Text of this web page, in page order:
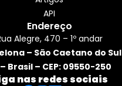
API
Endereço
Alegre, 470 – 1º andar
– São Caetano do Sul
– Brasil – CEP: 09550-250
nas redes sociais